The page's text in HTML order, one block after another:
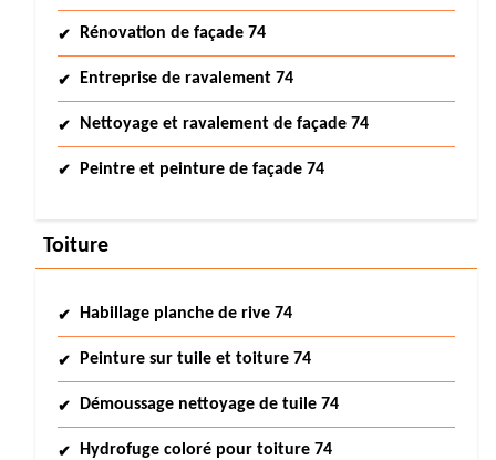
Rénovation de façade 74
Entreprise de ravalement 74
Nettoyage et ravalement de façade 74
Peintre et peinture de façade 74
Toiture
Habillage planche de rive 74
Peinture sur tuile et toiture 74
Démoussage nettoyage de tuile 74
Hydrofuge coloré pour toiture 74